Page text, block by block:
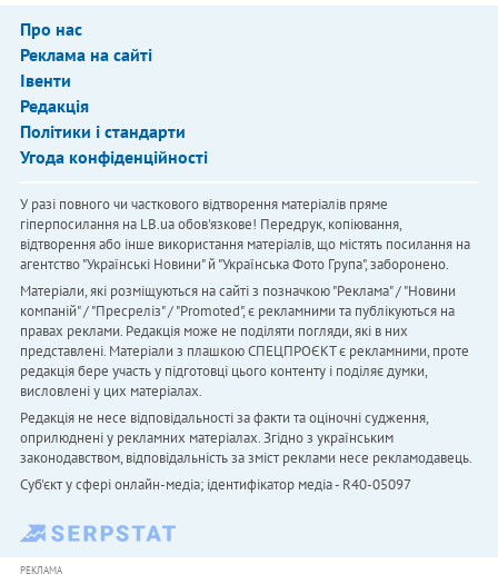
Про нас
Реклама на сайті
Івенти
Редакція
Політики і стандарти
Угода конфіденційності
У разі повного чи часткового відтворення матеріалів пряме
гіперпосилання на LB.ua обов'язкове! Передрук, копіювання,
відтворення або інше використання матеріалів, що містять посилання на
агентство "Українськi Новини" й "Українська Фото Група", заборонено.
Матеріали, які розміщуються на сайті з позначкою "Реклама" / "Новини
компаній" / "Пресреліз" / "Promoted", є рекламними та публікуються на
правах реклами. Редакція може не поділяти погляди, які в них
представлені. Матеріали з плашкою СПЕЦПРОЄКТ є рекламними, проте
редакція бере участь у підготовці цього контенту і поділяє думки,
висловлені у цих матеріалах.
Редакція не несе відповідальності за факти та оціночні судження,
оприлюднені у рекламних матеріалах. Згідно з українським
законодавством, відповідальність за зміст реклами несе рекламодавець.
Cуб'єкт у сфері онлайн-медіа; ідентифікатор медіа - R40-05097
РЕКЛАМА